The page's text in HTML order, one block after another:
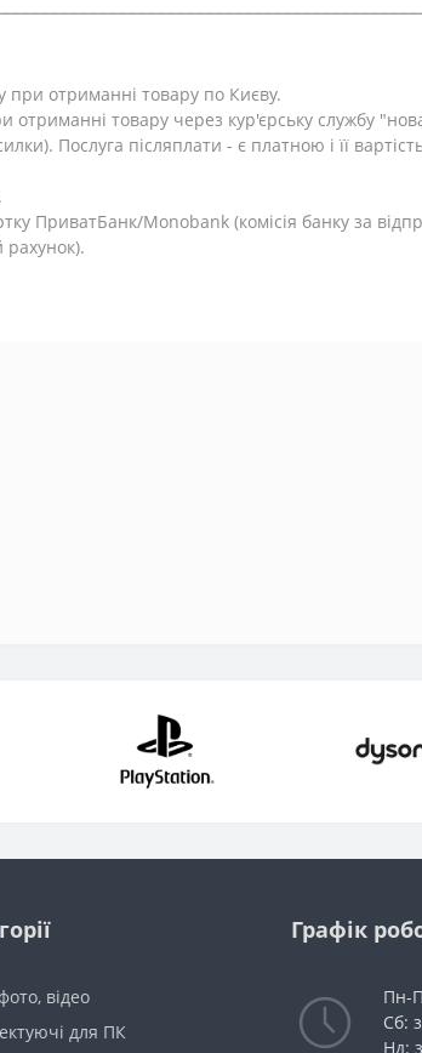
при отриманні товару по Києву.
отриманні товару через кур'єрську службу
Послуга післяплати - є платною і її
ПриватБанк/Monobank (комісія банку за
відео
для ПК
Графік
Пн-
Сб:
Нд: